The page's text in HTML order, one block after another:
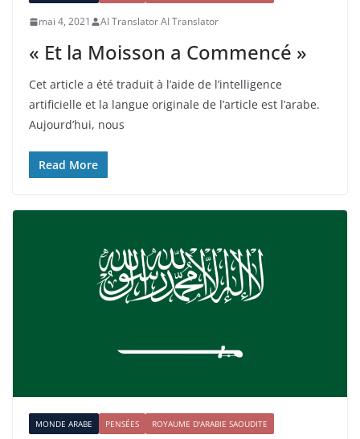
mai 4, 2021 AI Translator AI Translator
« Et la Moisson a Commencé »
Cet article a été traduit à l’aide de l’intelligence
artificielle et la langue originale de l’article est l’arabe.
Aujourd’hui, nous
Read More
MONDE ARABE PENSÉES ROYAUME D'ARABIE SAOUDITE